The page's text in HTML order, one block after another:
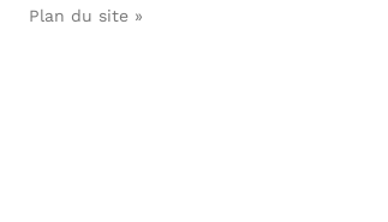
Plan du site »